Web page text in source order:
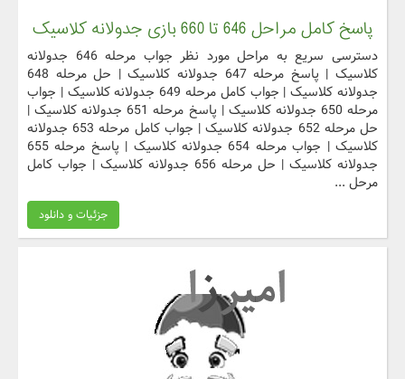
پاسخ کامل مراحل 646 تا 660 بازی جدولانه کلاسیک
دسترسی سریع به مراحل مورد نظر جواب مرحله 646 جدولانه
کلاسیک | پاسخ مرحله 647 جدولانه کلاسیک | حل مرحله 648
جدولانه کلاسیک | جواب کامل مرحله 649 جدولانه کلاسیک | جواب
مرحله 650 جدولانه کلاسیک | پاسخ مرحله 651 جدولانه کلاسیک |
حل مرحله 652 جدولانه کلاسیک | جواب کامل مرحله 653 جدولانه
کلاسیک | جواب مرحله 654 جدولانه کلاسیک | پاسخ مرحله 655
جدولانه کلاسیک | حل مرحله 656 جدولانه کلاسیک | جواب کامل
مرحل ...
جزئیات و دانلود